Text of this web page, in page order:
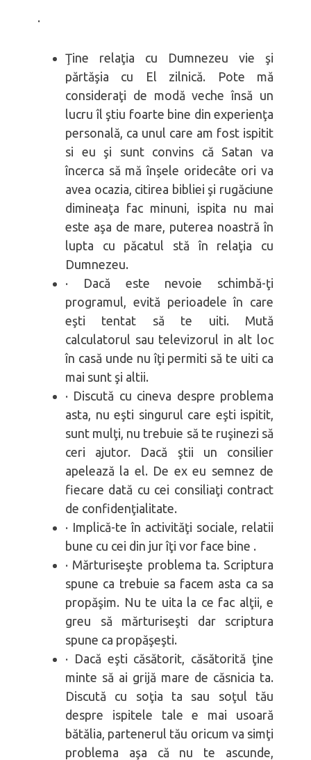
·
Ţine relaţia cu Dumnezeu vie şi
părtăşia cu El zilnică. Pote mă
consideraţi de modă veche însă un
lucru îl ştiu foarte bine din experienţa
personală, ca unul care am fost ispitit
si eu şi sunt convins că Satan va
încerca să mă înşele oridecâte ori va
avea ocazia, citirea bibliei şi rugăciune
dimineaţa fac minuni, ispita nu mai
este aşa de mare, puterea noastră în
lupta cu păcatul stă în relaţia cu
Dumnezeu.
· Dacă este nevoie schimbă-ţi
programul, evită perioadele în care
eşti tentat să te uiti. Mută
calculatorul sau televizorul in alt loc
în casă unde nu îţi permiti să te uiti ca
mai sunt şi altii.
· Discută cu cineva despre problema
asta, nu eşti singurul care eşti ispitit,
sunt mulţi, nu trebuie să te ruşinezi să
ceri ajutor. Dacă ştii un consilier
apelează la el. De ex eu semnez de
fiecare dată cu cei consiliaţi contract
de confidenţialitate.
· Implică-te în activităţi sociale, relatii
bune cu cei din jur îţi vor face bine .
· Mărturiseşte problema ta. Scriptura
spune ca trebuie sa facem asta ca sa
propăşim. Nu te uita la ce fac alţii, e
greu să mărturiseşti dar scriptura
spune ca propăşeşti.
· Dacă eşti căsătorit, căsătorită ţine
minte să ai grijă mare de căsnicia ta.
Discută cu soţia ta sau soţul tău
despre ispitele tale e mai usoară
bătălia, partenerul tău oricum va simţi
problema aşa că nu te ascunde,